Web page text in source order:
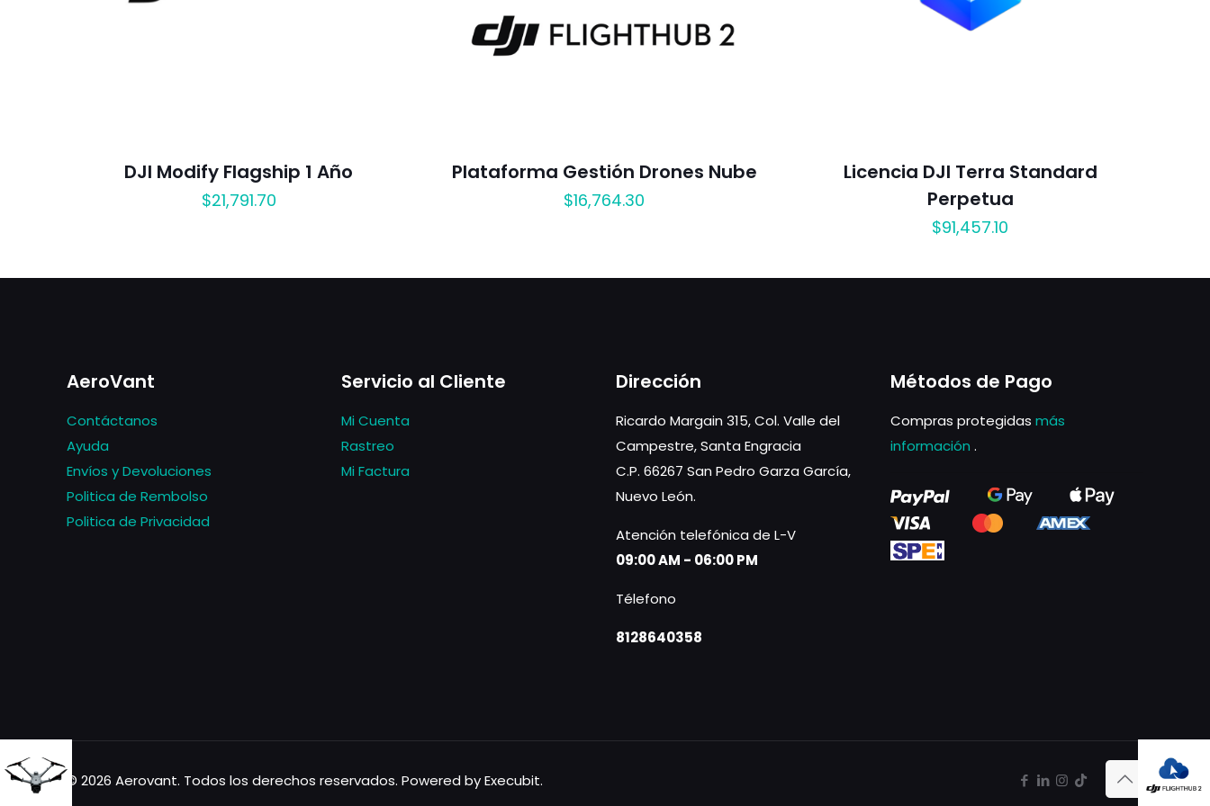
DJI Modify Flagship 1 Año
$21,791.70
Plataforma Gestión Drones Nube
$16,764.30
Licencia DJI Terra Standard
Perpetua
$91,457.10
AeroVant
Contáctanos
Ayuda
Envíos y Devoluciones
Politica de Rembolso
Politica de Privacidad
Servicio al Cliente
Mi Cuenta
Rastreo
Mi Factura
Dirección
Ricardo Margain 315, Col. Valle del
Campestre, Santa Engracia
C.P. 66267 San Pedro Garza García,
Nuevo León.
Atención telefónica de L-V
09:00 AM - 06:00 PM
Télefono
8128640358
Métodos de Pago
Compras protegidas más
información .
© 2026 Aerovant. Todos los derechos reservados. Powered by Execubit.